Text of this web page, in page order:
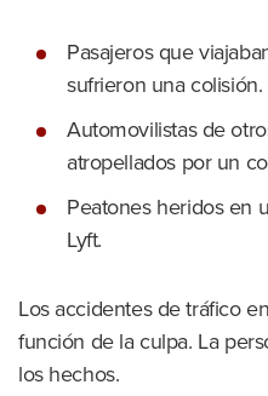
Pasajeros que
sufrieron una colisión.
Automovilistas de
atropellados por un
Peatones heridos en
Lyft.
Los accidentes de tráfico
función de la culpa. La
los hechos.